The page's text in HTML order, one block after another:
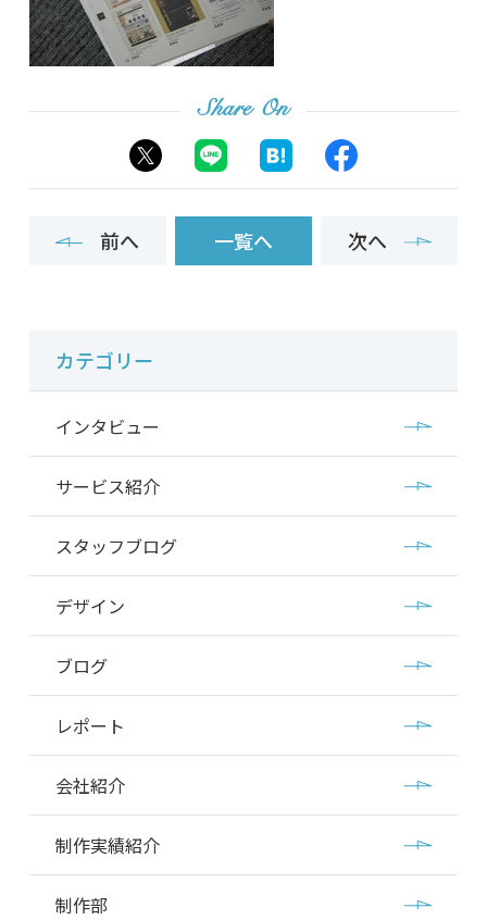
Share On
前へ 一覧へ 次へ
カテゴリー
インタビュー
サービス紹介
スタッフブログ
デザイン
ブログ
レポート
会社紹介
制作実績紹介
制作部